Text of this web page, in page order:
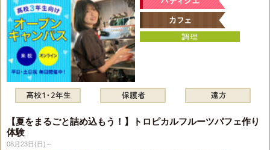
【夏をまるごと詰め込もう！】トロピカルフルーツパフェ作り
体験
08月23日(日)～